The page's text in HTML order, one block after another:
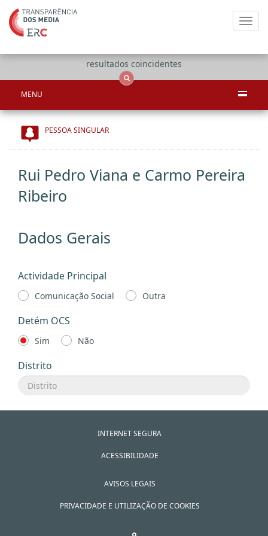
resultados coincidentes
MENU
PESSOA SINGULAR
Rui Pedro Viana e Carmo Pereira
Ribeiro
Dados Gerais
Actividade Principal
Comunicação Social Outra
Detém OCS
Sim Não
Distrito
INTERNET SEGURA
ACESSIBILIDADE
AVISOS LEGAIS
PRIVACIDADE E UTILIZAÇÃO DE COOKIES